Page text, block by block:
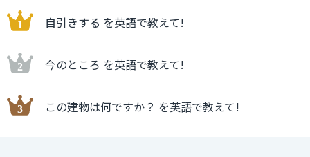
自引きする を英語で教えて!
今のところ を英語で教えて!
この建物は何ですか？ を英語で教えて!